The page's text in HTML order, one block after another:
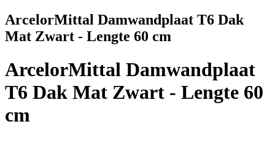
ArcelorMittal Damwandplaat T6 Dak
Mat Zwart - Lengte 60 cm
ArcelorMittal Damwandplaat
T6 Dak Mat Zwart - Lengte 60
cm